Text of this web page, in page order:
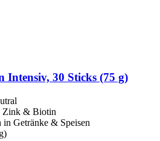
Intensiv, 30 Sticks (75 g)
Zink & Biotin
Getränke & Speisen